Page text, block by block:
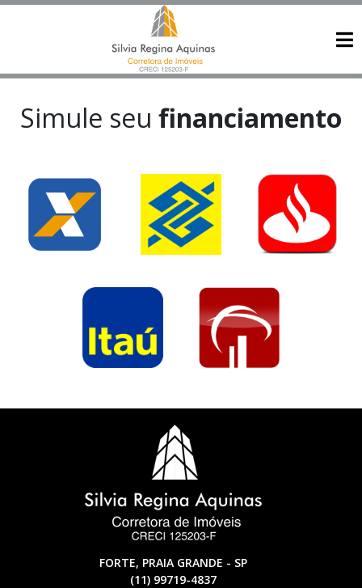
Simule seu financiamento
FORTE, PRAIA GRANDE - SP
(11) 99719-4837